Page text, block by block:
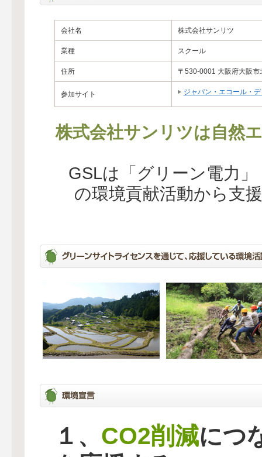
会社名 株式会社サンリツ
業種 スクール
住所 〒530-0001 大阪府大阪
参加サイト ジャパン・エコール・
株式会社サンリツは自然
GSLは「グリーン電力
の環境貢献活動から支
１、 CO2削減につ